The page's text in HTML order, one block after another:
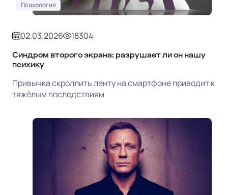
Психология
02.03.2026 18304
Синдром второго экрана: разрушает ли он нашу
психику
Привычка скроллить ленту на смартфоне приводит к
тяжёлым последствиям